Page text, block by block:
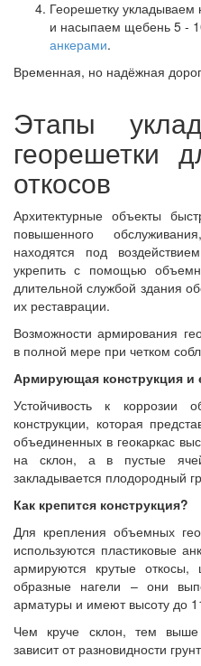
Георешетку укладываем
и насыпаем щебень 5 -
анкерами.
Временная, но надёжная
Этапы
георешетки
откосов
Архитектурные объекты
повышенного
находятся под
укрепить с помощью
длительной службой здания
их реставрации.
Возможности армирования
в полной мере при четком
Армирующая конструкция и
Устойчивость к коррозии
конструкции, которая
объединенных в геокаркас
на склон, а в пустые
закладывается плодородный
Как крепится конструкция?
Для крепления объемных
используются пластиковые
армируются крутые откосы,
образные нагели – они
арматуры и имеют высоту до
Чем круче склон, тем
зависит от разновидности